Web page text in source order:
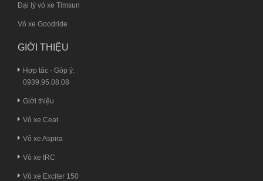
Đại lý vỏ xe Timsun
Vỏ xe Goodride
GIỚI THIỆU
Hợp tác - Góp ý:
0939.95.08.08
Giới thiệu
Vỏ xe Ceat
Vỏ xe Aspira
Vỏ xe IRC
Vỏ xe Exciter 150